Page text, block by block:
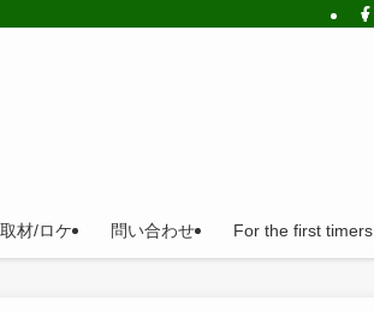
める!法人の福利厚生利用にとても便利。
取材/ロケ 問い合わせ For the first timers